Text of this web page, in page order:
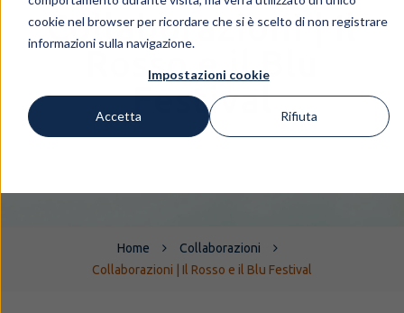
cookie nel browser per ricordare che si è scelto di non registrare
informazioni sulla navigazione.
Impostazioni cookie
Accetta Rifiuta
Collaborazioni | Il
Rosso e il Blu
Festival
Home
Collaborazioni
Collaborazioni | Il Rosso e il Blu Festival